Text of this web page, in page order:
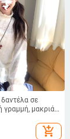
δαντέλα σε
γραμμή, μακριά
μέτριο ύψος
add_shopping_cart